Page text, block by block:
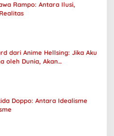
Rampo: Antara Ilusi,
dari Anime Hellsing: Jika Aku
oleh Dunia, Akan
Doppo: Antara Idealisme